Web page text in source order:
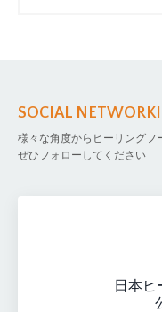
SOCIAL
様々な角度からヒーリングフ
ぜひフォローしてください
日本ヒ